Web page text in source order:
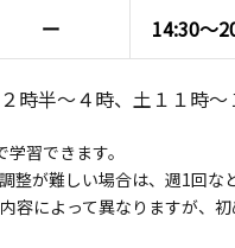
ー
14:30〜
時半～４時、土１１時
習できます。
整が難しい場合は、週1回な
容によって異なりますが、初